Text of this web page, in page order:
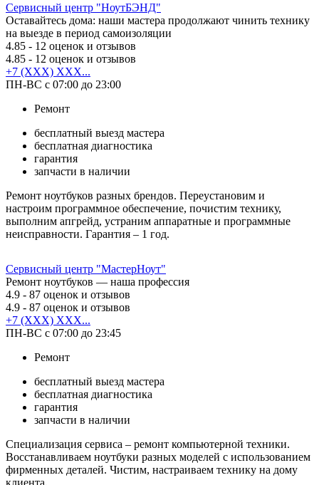
Сервисный центр "НоутБЭНД"
Оставайтесь дома: наши мастера продолжают чинить технику
на выезде в период самоизоляции
4.85 - 12 оценок и отзывов
4.85 - 12 оценок и отзывов
+7 (XXX) XXX...
ПН-ВС с 07:00 до 23:00
Ремонт
бесплатный выезд мастера
бесплатная диагностика
гарантия
запчасти в наличии
Ремонт ноутбуков разных брендов. Переустановим и
настроим программное обеспечение, почистим технику,
выполним апгрейд, устраним аппаратные и программные
неисправности. Гарантия – 1 год.
Сервисный центр "МастерНоут"
Ремонт ноутбуков — наша профессия
4.9 - 87 оценок и отзывов
4.9 - 87 оценок и отзывов
+7 (XXX) XXX...
ПН-ВС с 07:00 до 23:45
Ремонт
бесплатный выезд мастера
бесплатная диагностика
гарантия
запчасти в наличии
Специализация сервиса – ремонт компьютерной техники.
Восстанавливаем ноутбуки разных моделей с использованием
фирменных деталей. Чистим, настраиваем технику на дому
клиента.